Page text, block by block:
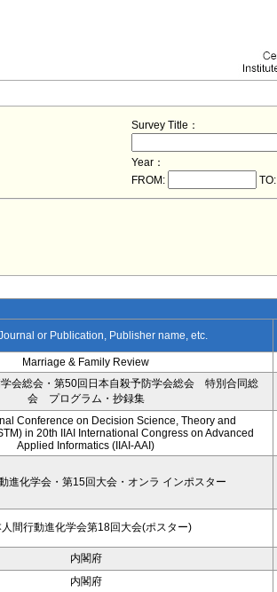
Survey Title：
Year：
FROM:
TO:
or Publication, Publisher name, etc.
Marriage & Family Review
会総会・第50回日本自殺予防学会総会 特別合同総
会 プログラム・抄録集
Conference on Decision Science, Theory and
in 20th IIAI International Congress on Advanced
Applied Informatics (IIAI-AAI)
進化学会・第15回大会・オンラ インポスター
人間行動進化学会第18回大会(ポスター)
内閣府
内閣府